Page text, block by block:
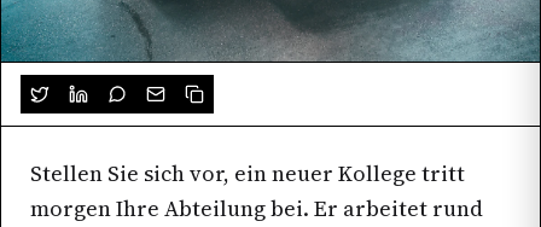
Stellen Sie sich vor, ein neuer Kollege tritt
morgen Ihre Abteilung bei. Er arbeitet rund